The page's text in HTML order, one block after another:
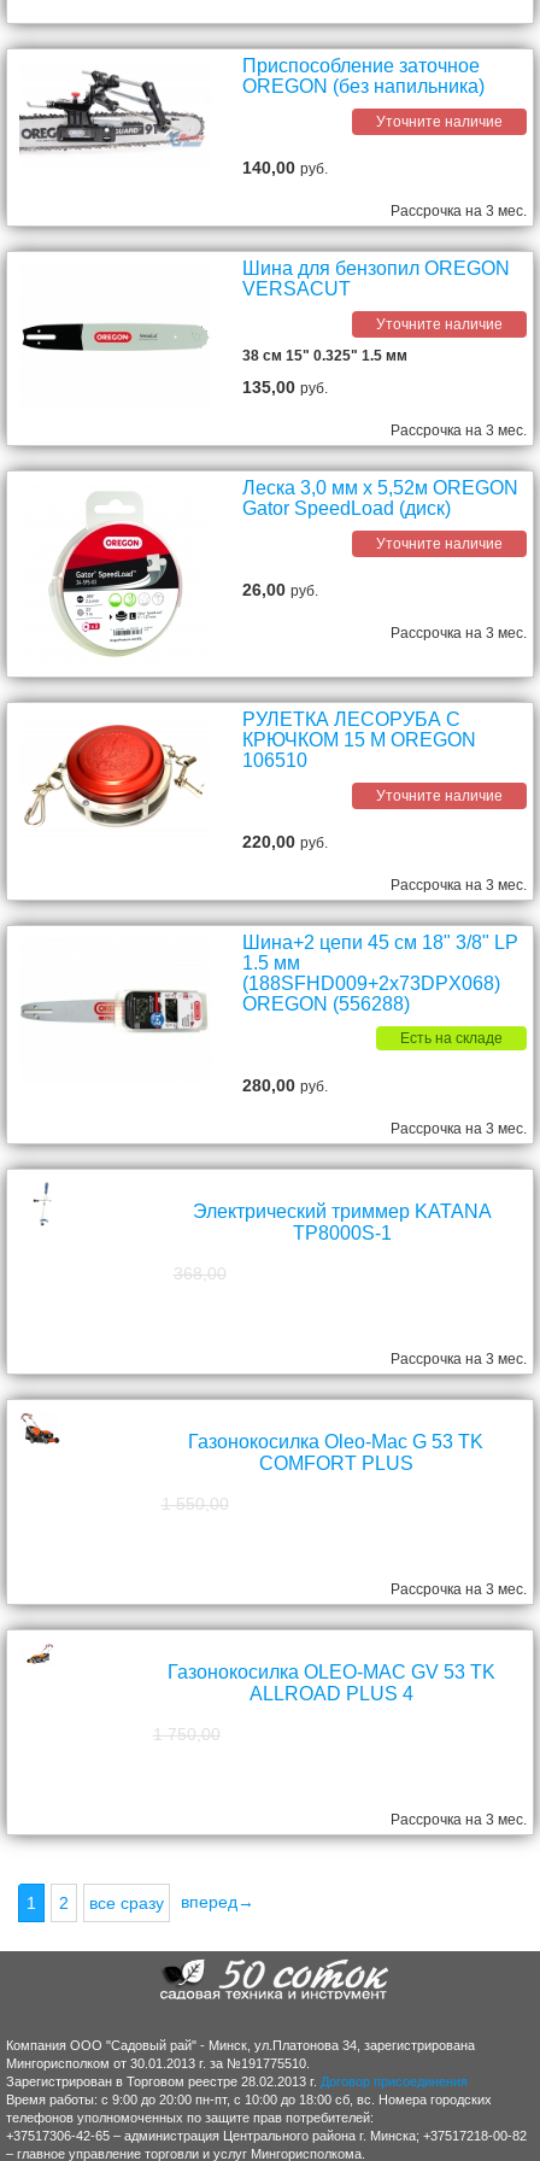
Приспособление заточное
OREGON (без напильника)
Уточните наличие
140,00руб.
Рассрочка на 3 мес.
Шина для бензопил OREGON
VERSACUT
Уточните наличие
38 см 15" 0.325" 1.5 мм
135,00руб.
Рассрочка на 3 мес.
Леска 3,0 мм х 5,52м OREGON
Gator SpeedLoad (диск)
Уточните наличие
26,00руб.
Рассрочка на 3 мес.
РУЛЕТКА ЛЕСОРУБА С
КРЮЧКОМ 15 М OREGON
106510
Уточните наличие
220,00руб.
Рассрочка на 3 мес.
Шина+2 цепи 45 см 18" 3/8" LP
1.5 мм
(188SFHD009+2х73DPX068)
OREGON (556288)
Есть на складе
280,00руб.
Рассрочка на 3 мес.
Электрический триммер KATANA
TP8000S-1
368,00
Рассрочка на 3 мес.
Газонокосилка Oleo-Mac G 53 TK
COMFORT PLUS
1 550,00
Рассрочка на 3 мес.
Газонокосилка OLEO-MAC GV 53 TK
ALLROAD PLUS 4
1 750,00
Рассрочка на 3 мес.
1 2 все сразу вперед→
Компания ООО "Садовый рай" - Минск, ул.Платонова 34, зарегистрирована
Мингорисполком от 30.01.2013 г. за №191775510.
Зарегистрирован в Торговом реестре 28.02.2013 г. Договор присоединения
Время работы: с 9:00 до 20:00 пн-пт, с 10:00 до 18:00 сб, вс. Номера городских
телефонов уполномоченных по защите прав потребителей:
+37517306-42-65 – администрация Центрального района г. Минска; +37517218-00-82
– главное управление торговли и услуг Мингорисполкома.